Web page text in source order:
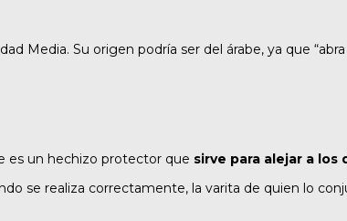
Media. Su origen podría ser del árabe, ya que
es un hechizo protector que sirve para alejar a los
se realiza correctamente, la varita de quien lo